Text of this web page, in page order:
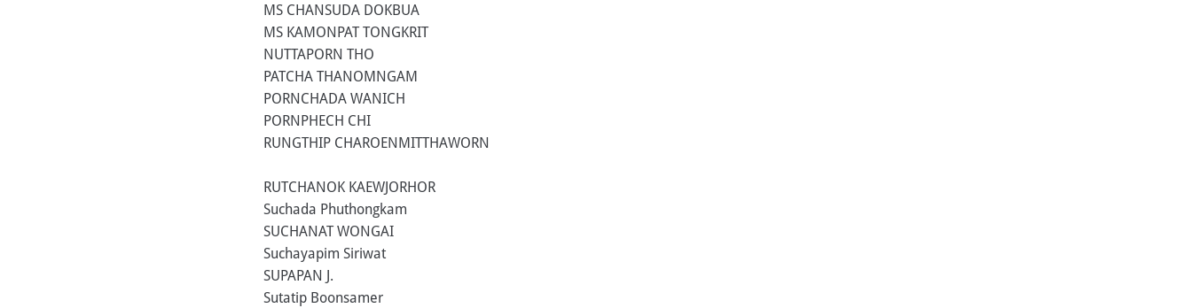
MS CHANSUDA DOKBUA
MS KAMONPAT TONGKRIT
NUTTAPORN THO
PATCHA THANOMNGAM
PORNCHADA WANICH
PORNPHECH CHI
RUNGTHIP CHAROENMITTHAWORN
RUTCHANOK KAEWJORHOR
Suchada Phuthongkam
SUCHANAT WONGAI
Suchayapim Siriwat
SUPAPAN J.
Sutatip Boonsamer